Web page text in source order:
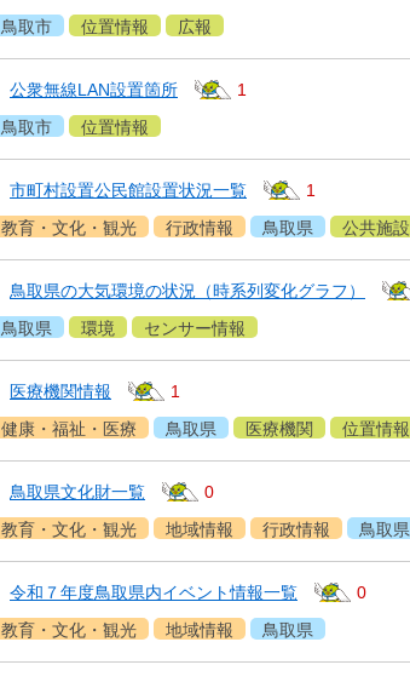
鳥取市 位置情報 広報
公衆無線LAN設置箇所
1
鳥取市 位置情報
市町村設置公民館設置状況一覧
1
教育・文化・観光 行政情報 鳥取県 公共施設
鳥取県の大気環境の状況（時系列変化グラフ）
鳥取県 環境 センサー情報
医療機関情報
1
健康・福祉・医療 鳥取県 医療機関 位置情報
鳥取県文化財一覧
0
教育・文化・観光 地域情報 行政情報 鳥取県
令和７年度鳥取県内イベント情報一覧
0
教育・文化・観光 地域情報 鳥取県